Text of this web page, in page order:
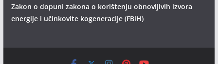
Zakon o dopuni zakona o korištenju obnovljivih izvora
energije i učinkovite kogeneracije (FBiH)